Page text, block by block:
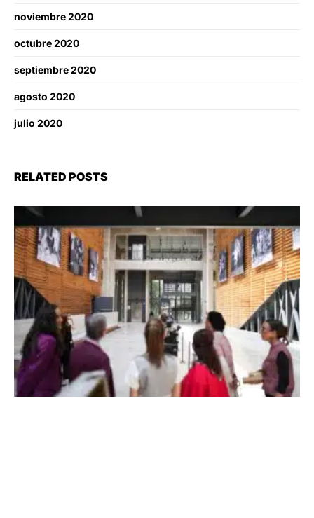
noviembre 2020
octubre 2020
septiembre 2020
agosto 2020
julio 2020
RELATED POSTS